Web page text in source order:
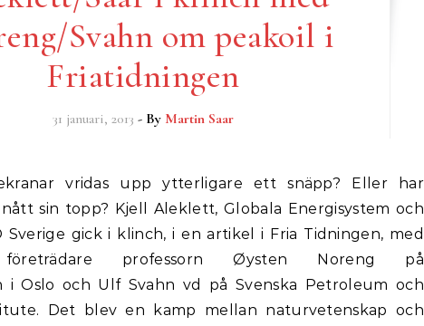
Svahn om peakoil i
Friatidningen
31 januari, 2013 - By Martin Saar
sin topp? Kjell Aleklett, Globala Energisystem och
Sverige gick i klinch, i en artikel i Fria Tidningen, med
företrädare professorn Øysten Noreng på
i Oslo och Ulf Svahn vd på Svenska Petroleum och
Det blev en kamp mellan naturvetenskap och